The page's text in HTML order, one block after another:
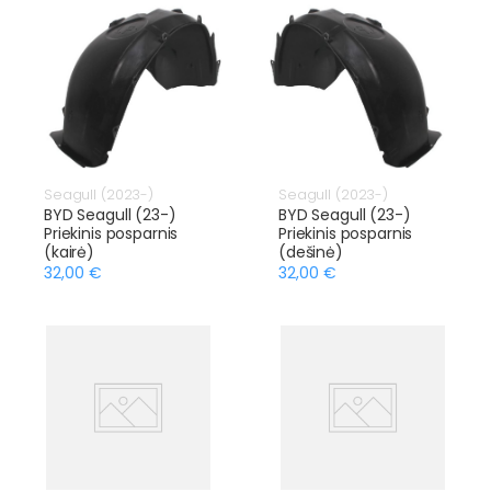
Seagull (2023-)
BYD Seagull (23-)
Priekinis posparnis
(kairė)
32,00 €
Seagull (2023-)
BYD Seagull (23-)
Priekinis posparnis
(dešinė)
32,00 €